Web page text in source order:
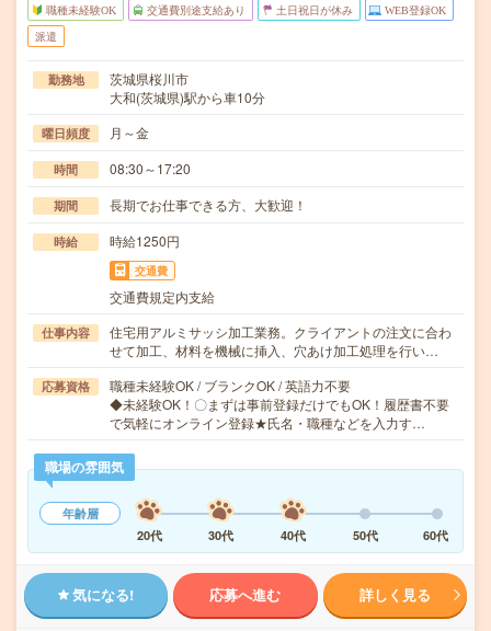
職種未経験OK 交通費別途支給あり 土日祝日が休み WEB登録OK
派遣
勤務地
茨城県桜川市
大和(茨城県)駅から車10分
曜日頻度 月～金
時間 08:30～17:20
期間 長期でお仕事できる方、大歓迎！
時給 時給1250円
交通費
交通費規定内支給
仕事内容
住宅用アルミサッシ加工業務。クライアントの注文に合わ
せて加工、材料を機械に挿入、穴あけ加工処理を行い…
応募資格
職種未経験OK / ブランクOK / 英語力不要
◆未経験OK！〇まずは事前登録だけでもOK！履歴書不要
で気軽にオンライン登録★氏名・職種などを入力す…
職場の雰囲気
年齢層
20代
30代 40代 50代 60代
気になる! 応募へ進む 詳しく見る